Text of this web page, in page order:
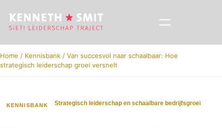
Home / Kennisbank / Van succesvol naar schaalbaar: Hoe
strategisch leiderschap groei versnelt
KENNISBANK Strategisch leiderschap en schaalbare bedrijfsgroei